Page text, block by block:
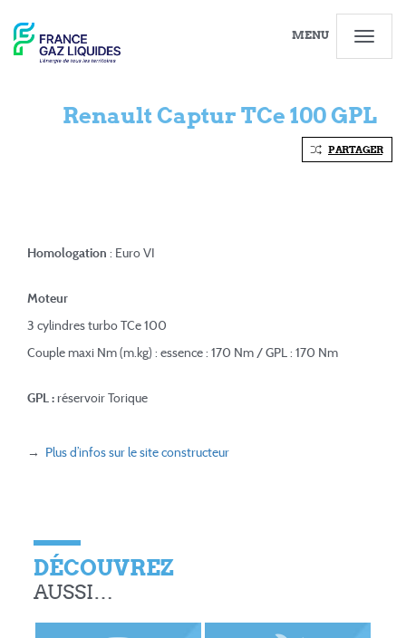
MENU
Renault Captur TCe 100 GPL
PARTAGER
Homologation : Euro VI
Moteur
3 cylindres turbo TCe 100
Couple maxi Nm (m.kg) : essence : 170 Nm / GPL : 170 Nm
GPL :réservoir Torique
→ Plus d’infos sur le site constructeur
DÉCOUVREZ
AUSSI…